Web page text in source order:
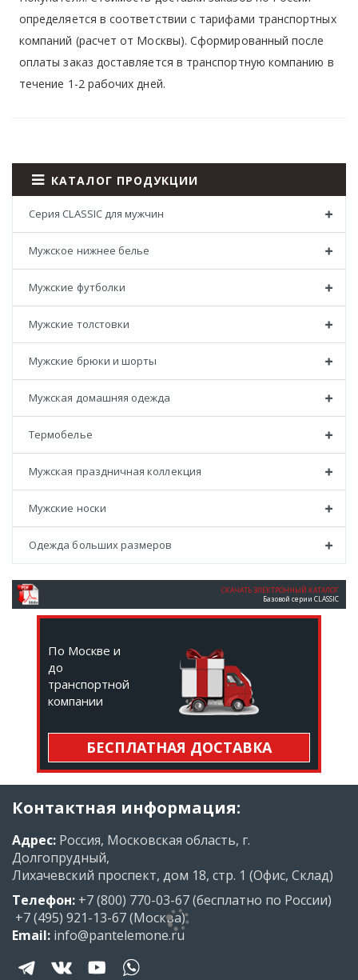
определяется в соответствии с тарифами транспортных
компаний (расчет от Москвы). Сформированный после
оплаты заказ доставляется в транспортную компанию в
течение 1-2 рабочих дней.
КАТАЛОГ ПРОДУКЦИИ
Серия CLASSIC для мужчин
Мужское нижнее белье
Мужские футболки
Мужские толстовки
Мужские брюки и шорты
Мужская домашняя одежда
Термобелье
Мужская праздничная коллекция
Мужские носки
Одежда больших размеров
СКАЧАТЬ ЭЛЕКТРОННЫЙ КАТАЛОГ
Базовой серии CLASSIC
По Москве и
до
транспортной
компании
БЕСПЛАТНАЯ ДОСТАВКА
Контактная информация:
Адрес: Россия, Московская область, г.
Долгопрудный,
Лихачевский проспект, дом 18, стр. 1 (Офис, Склад)
Телефон: +7 (800) 770-03-67(бесплатно по России)
+7 (495) 921-13-67(Москва)
Email: info@pantelemone.ru